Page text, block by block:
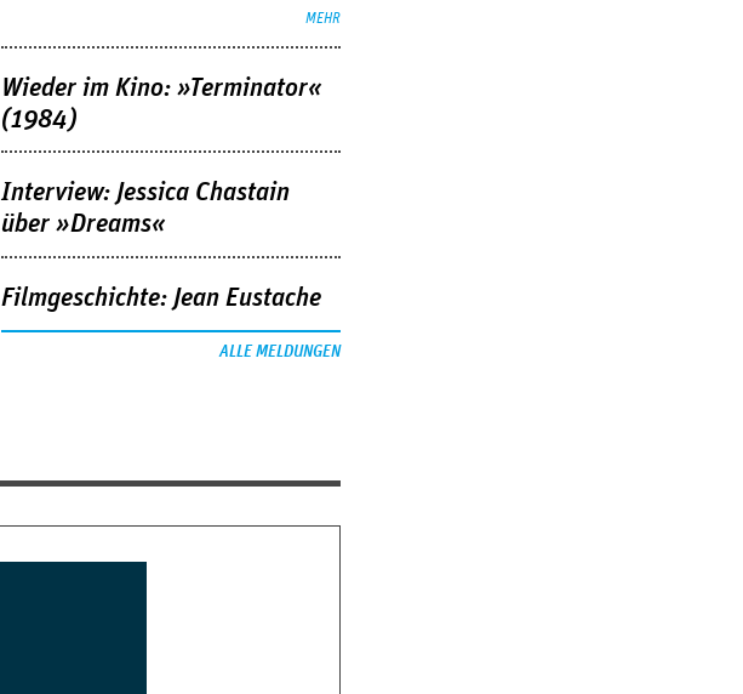
MEHR
Wieder im Kino: »Terminator«
(1984)
Interview: Jessica Chastain
über »Dreams«
Filmgeschichte: Jean Eustache
ALLE MELDUNGEN